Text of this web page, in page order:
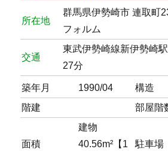
所在地
群馬県伊勢崎市 連取
フォルム
交通
東武伊勢崎線新伊勢崎
27分
築年月 1990/04 構造
階建
部屋階
面積
建物
40.56m²【1
駐車場